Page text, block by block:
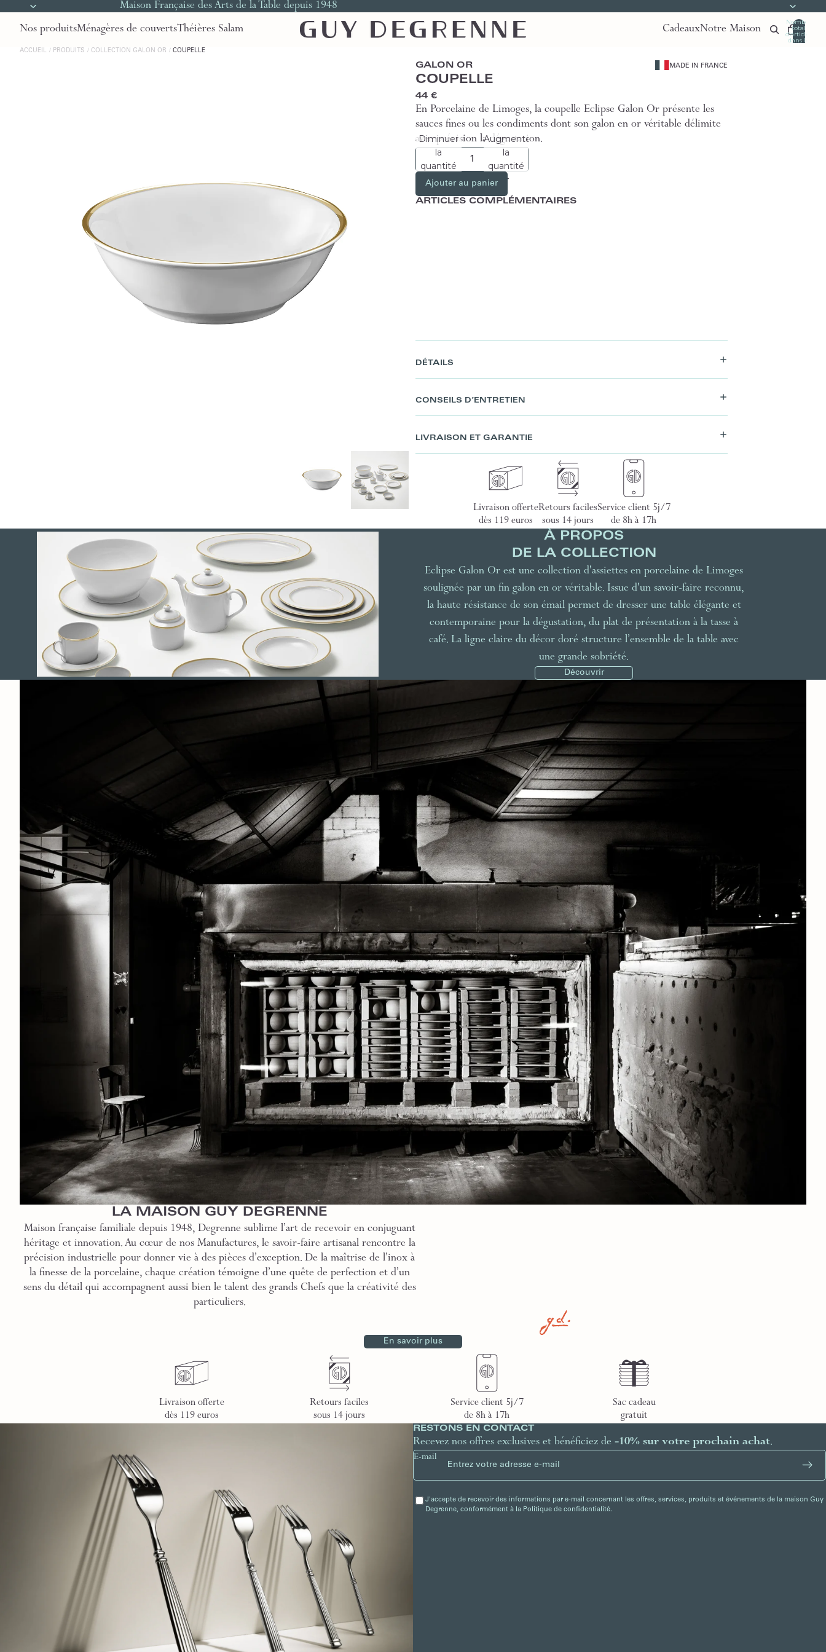
Maison Française des Arts de la Table depuis 1948
Nos produitsMénagères de couvertsThéières Salam CadeauxNotre Maison
Nombre
total
d’articles
dans le
ACCUEIL PRODUITS COLLECTION GALON OR COUPELLE
GALON OR
COUPELLE
MADE IN FRANCE
44 €
En Porcelaine de Limoges, la coupelle Eclipse Galon Or présente les
sauces fines ou les condiments dont son galon en or véritable délimite
avec précision la dégustation.
Diminuer
la
quantité
Augmenter
la
quantité
Ajouter au panier
ARTICLES COMPLÉMENTAIRES
DÉTAILS
CONSEILS D’ENTRETIEN
LIVRAISON ET GARANTIE
Livraison offerte
dès 119 euros
Retours faciles
sous 14 jours
Service client 5j/7
de 8h à 17h
À PROPOS
DE LA COLLECTION
Eclipse Galon Or est une collection d'assiettes en porcelaine de Limoges
soulignée par un fin galon en or véritable. Issue d'un savoir-faire reconnu,
la haute résistance de son émail permet de dresser une table élégante et
contemporaine pour la dégustation, du plat de présentation à la tasse à
café. La ligne claire du décor doré structure l’ensemble de la table avec
une grande sobriété.
Découvrir
LA MAISON GUY DEGRENNE
Maison française familiale depuis 1948, Degrenne sublime l’art de recevoir en conjuguant
héritage et innovation. Au cœur de nos Manufactures, le savoir-faire artisanal rencontre la
précision industrielle pour donner vie à des pièces d’exception. De la maîtrise de l’inox à
la finesse de la porcelaine, chaque création témoigne d’une quête de perfection et d’un
sens du détail qui accompagnent aussi bien le talent des grands Chefs que la créativité des
particuliers.
En savoir plus
Livraison offerte
dès 119 euros
Retours faciles
sous 14 jours
Service client 5j/7
de 8h à 17h
Sac cadeau
gratuit
RESTONS EN CONTACT
Recevez nos offres exclusives et bénéficiez de -10% sur votre prochain achat.
E-mail
J'accepte de recevoir des informations par e-mail concernant les offres, services, produits et événements de la maison Guy
Degrenne, conformément à la Politique de confidentialité.